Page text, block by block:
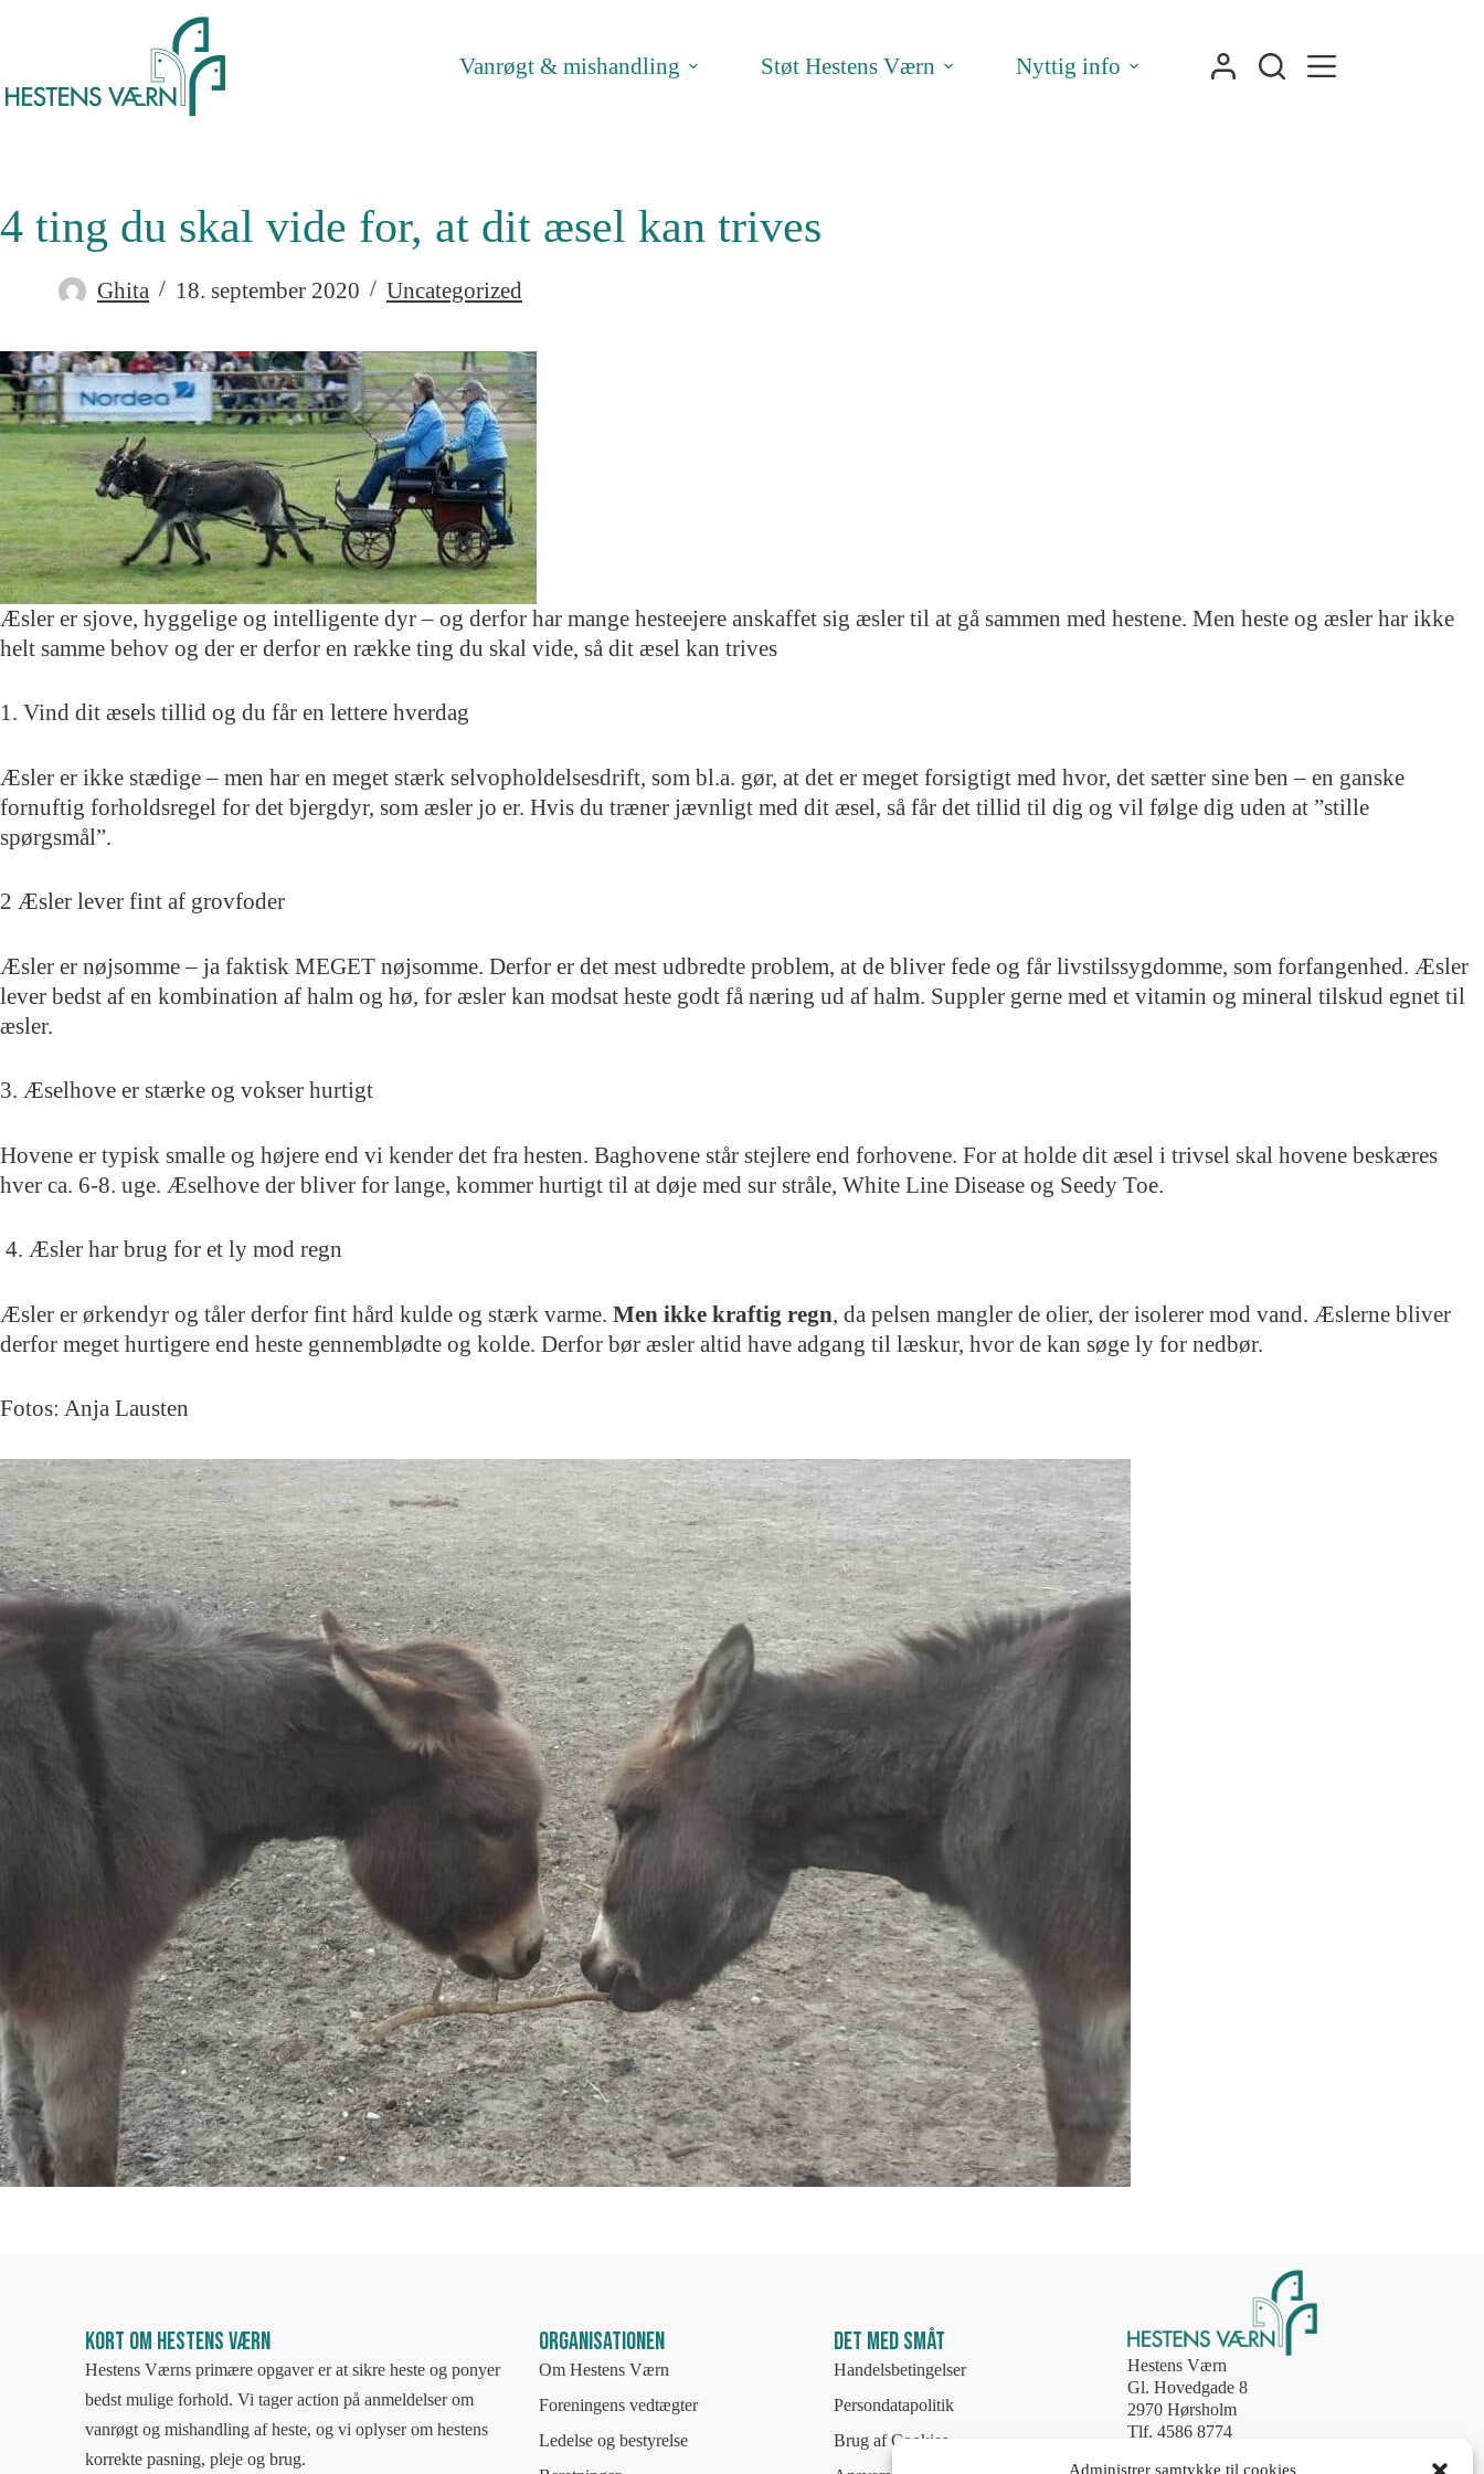
Administrer samtykke til cookies
Vanrøgt & mishandling Støt Hestens Værn Nyttig info
4 ting du skal vide for, at dit æsel kan trives
Ghita 18. september 2020 Uncategorized
Æsler er sjove, hyggelige og intelligente dyr – og derfor har mange hesteejere anskaffet sig æsler til at gå sammen med hestene. Men heste og æsler har ikke
helt samme behov og der er derfor en række ting du skal vide, så dit æsel kan trives
1. Vind dit æsels tillid og du får en lettere hverdag
Æsler er ikke stædige – men har en meget stærk selvopholdelsesdrift, som bl.a. gør, at det er meget forsigtigt med hvor, det sætter sine ben – en ganske
fornuftig forholdsregel for det bjergdyr, som æsler jo er. Hvis du træner jævnligt med dit æsel, så får det tillid til dig og vil følge dig uden at ”stille
spørgsmål”.
2 Æsler lever fint af grovfoder
Æsler er nøjsomme – ja faktisk MEGET nøjsomme. Derfor er det mest udbredte problem, at de bliver fede og får livstilssygdomme, som forfangenhed. Æsler
lever bedst af en kombination af halm og hø, for æsler kan modsat heste godt få næring ud af halm. Suppler gerne med et vitamin og mineral tilskud egnet til
æsler.
3. Æselhove er stærke og vokser hurtigt
Hovene er typisk smalle og højere end vi kender det fra hesten. Baghovene står stejlere end forhovene. For at holde dit æsel i trivsel skal hovene beskæres
hver ca. 6-8. uge. Æselhove der bliver for lange, kommer hurtigt til at døje med sur stråle, White Line Disease og Seedy Toe.
4. Æsler har brug for et ly mod regn
Æsler er ørkendyr og tåler derfor fint hård kulde og stærk varme. Men ikke kraftig regn, da pelsen mangler de olier, der isolerer mod vand. Æslerne bliver
derfor meget hurtigere end heste gennemblødte og kolde. Derfor bør æsler altid have adgang til læskur, hvor de kan søge ly for nedbør.
Fotos: Anja Lausten
Kort om Hestens Værn
Hestens Værns primære opgaver er at sikre heste og ponyer
bedst mulige forhold. Vi tager action på anmeldelser om
vanrøgt og mishandling af heste, og vi oplyser om hestens
korrekte pasning, pleje og brug.
Organisationen
Om Hestens Værn
Foreningens vedtægter
Ledelse og bestyrelse
Det med småt
Handelsbetingelser
Persondatapolitik
Brug af Cookies
Hestens Værn
Gl. Hovedgade 8
2970 Hørsholm
Tlf. 4586 8774